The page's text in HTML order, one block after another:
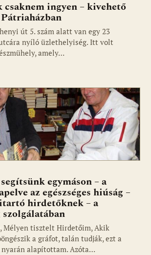
ingyen – kivehető
út 5. szám alatt van egy 23
nyíló üzlethelyiség. Itt volt
amely…
egymáson – a
az egészséges hiúság –
hirdetőknek – a
Mélyen tisztelt Hirdetőim, Akik
a gráfot, talán tudják, ezt a
alapítottam. Azóta…